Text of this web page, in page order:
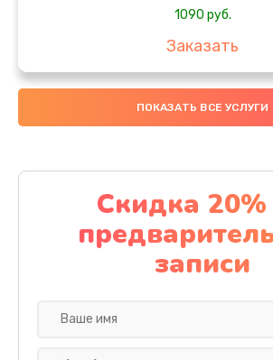
1090 руб.
Заказать
Замена вебкамеры
1495 руб.
Установка
1000 руб.
Заказать
ПОКАЗАТЬ ВСЕ УСЛУГИ
Скидка
записи